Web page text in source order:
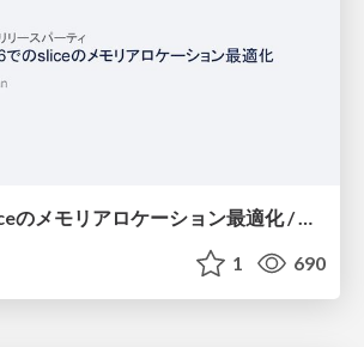
Go 1.26でのsliceのメモリアロケーション最適化 / Go 1.26 リリースパーティ #go126party
1 690